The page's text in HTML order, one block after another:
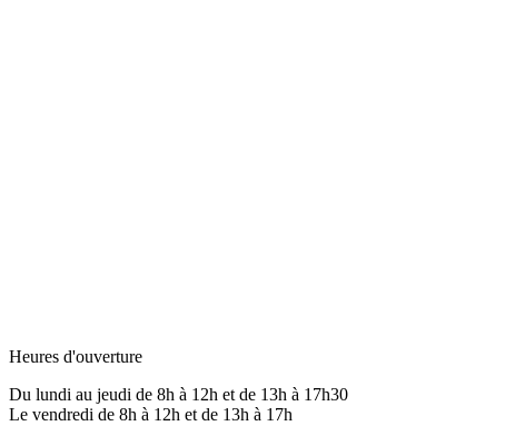
Heures d'ouverture
Du lundi au jeudi de 8h à 12h et de 13h à 17h30
Le vendredi de 8h à 12h et de 13h à 17h